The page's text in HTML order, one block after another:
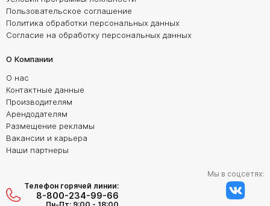
Пользовательское соглашение
Политика обработки персональных данных
Согласие на обработку персональных данных
О Компании
О нас
Контактные данные
Производителям
Арендодателям
Размещение рекламы
Вакансии и карьера
Наши партнеры
Телефон горячей линии:
8-800-234-99-66
Мы в соцсетях: